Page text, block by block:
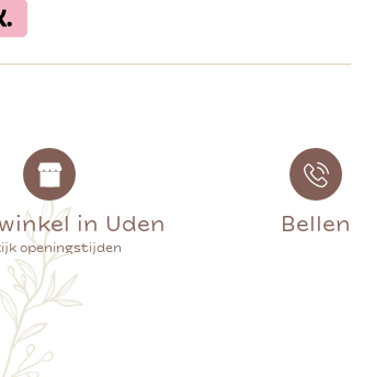
in Uden
openingstijden
Bellen